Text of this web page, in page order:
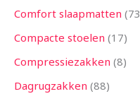
Comfort slaapmatten 73
Compacte stoelen 17
Compressiezakken 8
Dagrugzakken 88